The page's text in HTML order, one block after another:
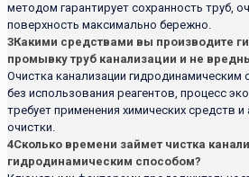
методом гарантирует сохранность труб,
поверхность максимально бережно.
3Какими средствами вы производите
промывку труб канализации и не
Очистка канализации гидродинамическим
без использования реагентов, процесс
требует применения химических средств
очистки.
4Сколько времени займет чистка
гидродинамическим способом?